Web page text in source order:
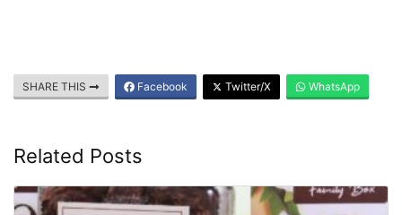
SHARE THIS Facebook Twitter/X WhatsApp
Related Posts